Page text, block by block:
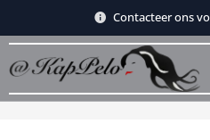
Contacteer ons